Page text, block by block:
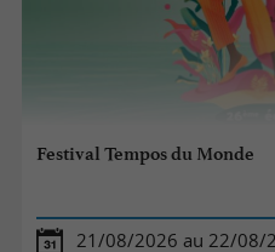
Festival Tempos du Monde
21/08/2026 au 22/08/